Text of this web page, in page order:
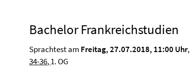
Bachelor Frankreichstudien
Sprachtest am Freitag, 27.07.2018, 11:00 Uhr,
34-36,1. OG